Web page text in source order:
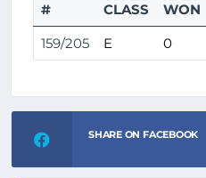
# CLASS
WON
159/205
E 0
SHARE ON FACEBOOK